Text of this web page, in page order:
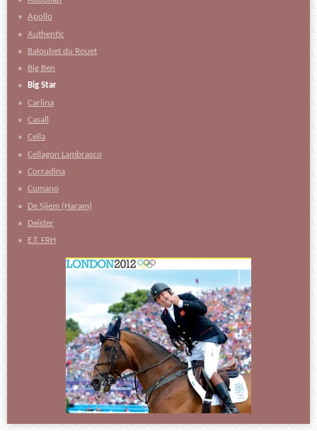
Apollo
Authentic
Baloubet du Rouet
Big Ben
Big Star
Carlina
Casall
Cella
Cellagon Lambrasco
Corradina
Cumano
De Sjiem (Haram)
Deister
E.T. FRH